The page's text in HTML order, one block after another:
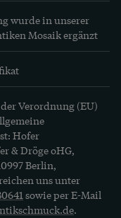
Welt.
ist in Rom
Leider
Fassung im Stil
Sie ist aus
macht das
mit auf eine
wurde in unserer
Mosaik ergänzt
Verordnung (EU)
Hofer
& Dröge oHG,
Berlin,
uns unter
sowie per E-Mail
.